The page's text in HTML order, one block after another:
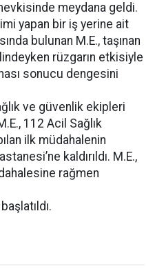
meydana geldi.
yapan bir iş yerine ait
bulunan M.E., taşınan
rüzgarın etkisiyle
sonucu dengesini
ve güvenlik ekipleri
112 Acil Sağlık
ilk müdahalenin
kaldırıldı. M.E.,
rağmen